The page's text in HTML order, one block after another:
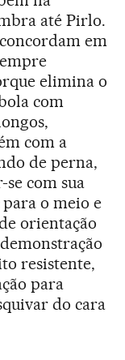
até Pirlo.
em
elimina o
com
com a
de perna,
com sua
o meio e
orientação
resistente,
para
do cara